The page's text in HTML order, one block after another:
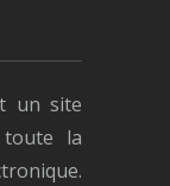
un site
la